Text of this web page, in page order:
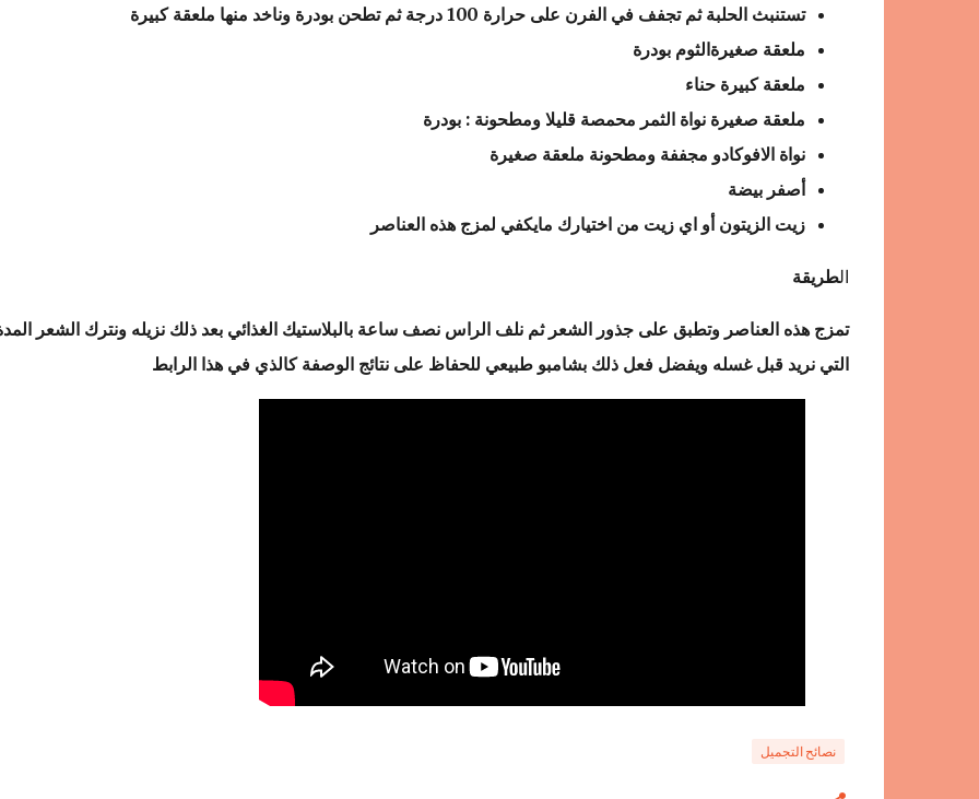
تستنبث الحلبة ثم تجفف في الفرن على حرارة 100 درجة ثم تطحن بودرة وناخد منها ملعقة كبيرة
ملعقة صغيرةالثوم بودرة
ملعقة كبيرة حناء
ملعقة صغيرة نواة الثمر محمصة قليلا ومطحونة : بودرة
نواة الافوكادو مجففة ومطحونة ملعقة صغيرة
أصفر بيضة
زيت الزيتون أو اي زيت من اختيارك مايكفي لمزج هذه العناصر
الطريقة
تمزج هذه العناصر وتطبق على جذور الشعر ثم نلف الراس نصف ساعة بالبلاستيك الغذائي بعد ذلك نزيله ونترك الشعر
التي نريد قبل غسله ويفضل فعل ذلك بشامبو طبيعي للحفاظ على نتائج الوصفة كالذي في هذا الرابط
نصائح التجميل